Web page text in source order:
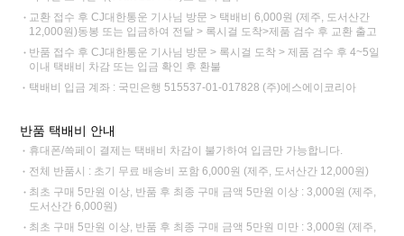
교환 접수 후 CJ대한통운 기사님 방문 > 택배비 6,000원 (제주, 도서산간
12,000원)동봉 또는 입금하여 전달 > 록시걸 도착>제품 검수 후 교환 출고
반품 접수 후 CJ대한통운 기사님 방문 > 록시걸 도착 > 제품 검수 후 4~5일
이내 택배비 차감 또는 입금 확인 후 환불
택배비 입금 계좌 : 국민은행 515537-01-017828 (주)에스에이코리아
반품 택배비 안내
휴대폰/쓱페이 결제는 택배비 차감이 불가하여 입금만 가능합니다.
전체 반품시 : 초기 무료 배송비 포함 6,000원 (제주, 도서산간 12,000원)
최초 구매 5만원 이상, 반품 후 최종 구매 금액 5만원 이상 : 3,000원 (제주,
도서산간 6,000원)
최초 구매 5만원 이상, 반품 후 최종 구매 금액 5만원 미만 : 3,000원 (제주,